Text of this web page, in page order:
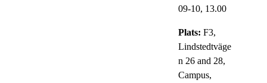
09-10, 13.00
Plats: F3,
Lindstedtväge
n 26 and 28,
Campus,